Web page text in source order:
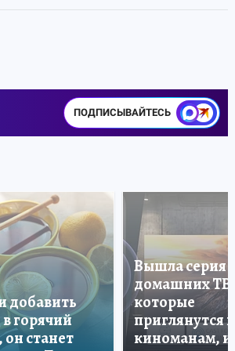
ПОДПИСЫВАЙТЕСЬ
добавить
горячий
он станет
Вышла серия
домашних ТВ,
которые
приглянутся и
киноманам, и